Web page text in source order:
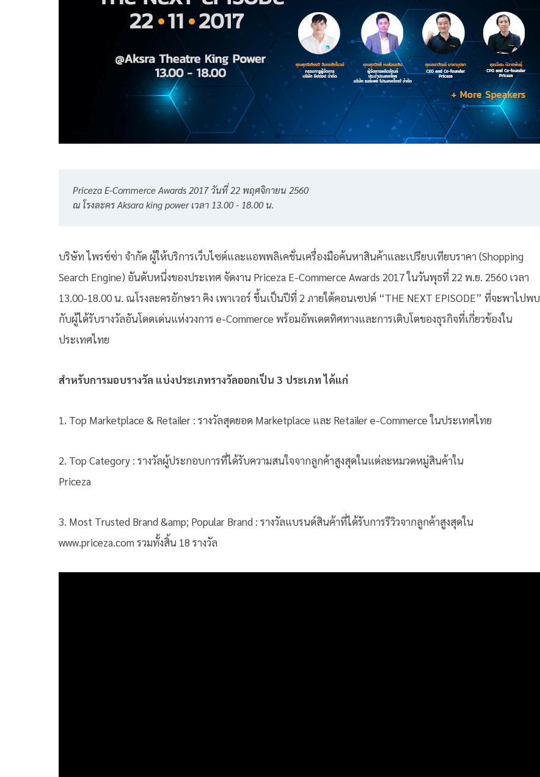
Priceza E-Commerce Awards 2017 วันที่ 22 พฤศจิกายน 2560
ณ โรงละคร Aksara king power เวลา 13.00 - 18.00 น.
บริษัท ไพรซ์ซ่า จำกัด ผู้ให้บริการเว็บไซต์และแอพพลิเคชั่นเครื่องมือค้นหาสินค้าและเปรียบเทียบราคา (Shopping
Search Engine) อันดับหนึ่งของประเทศ จัดงาน Priceza E-Commerce Awards 2017 ในวันพุธที่ 22 พ.ย. 2560 เวลา
13.00-18.00 น. ณโรงละครอักษรา คิง เพาเวอร์ ขึ้นเป็นปีที่ 2 ภายใต้คอนเซปต์ “THE NEXT EPISODE” ที่จะพาไปพบ
กับผู้ได้รับรางวัลอันโดดเด่นแห่งวงการ e-Commerce พร้อมอัพเดตทิศทางและการเติบโตของธุรกิจที่เกี่ยวข้องใน
ประเทศไทย
สำหรับการมอบรางวัล แบ่งประเภทรางวัลออกเป็น 3 ประเภท ได้แก่
1. Top Marketplace & Retailer : รางวัลสุดยอด Marketplace และ Retailer e-Commerce ในประเทศไทย
2. Top Category : รางวัลผู้ประกอบการที่ได้รับความสนใจจากลูกค้าสูงสุดในแต่ละหมวดหมู่สินค้าใน
Priceza
3. Most Trusted Brand &amp; Popular Brand : รางวัลแบรนด์สินค้าที่ได้รับการรีวิวจากลูกค้าสูงสุดใน
www.priceza.com รวมทั้งสิ้น 18 รางวัล